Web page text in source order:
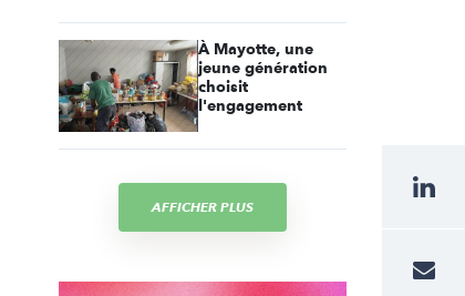
À Mayotte, une
jeune génération
choisit
l'engagement
AFFICHER PLUS